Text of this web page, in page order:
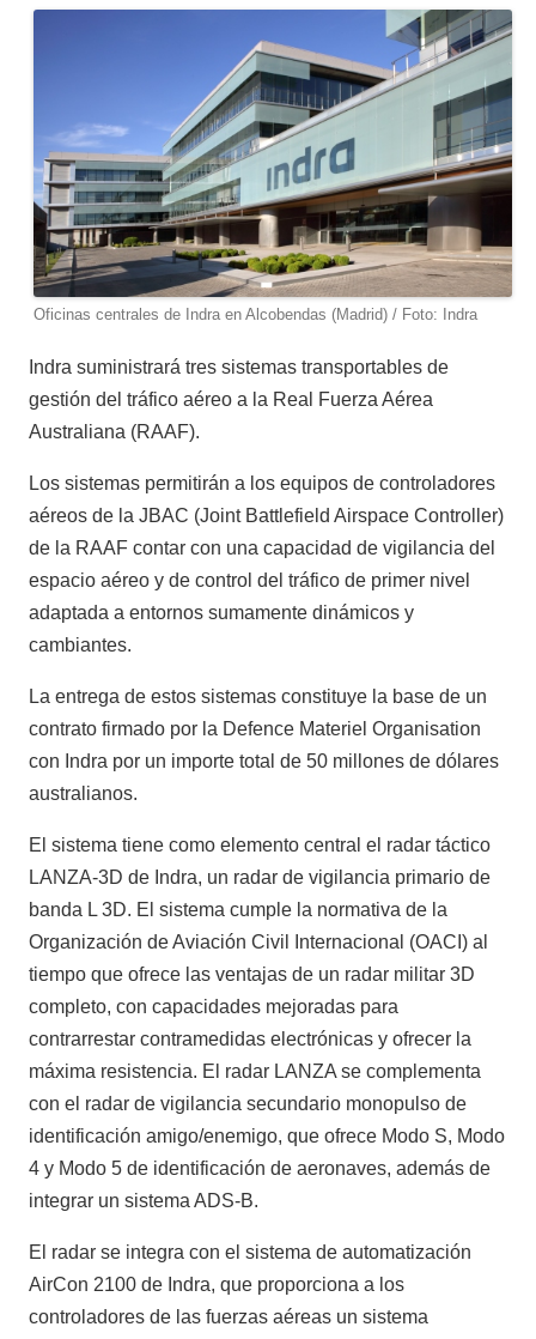
Oficinas centrales de Indra en Alcobendas (Madrid) / Foto: Indra
Indra suministrará tres sistemas transportables de
gestión del tráfico aéreo a la Real Fuerza Aérea
Australiana (RAAF).
Los sistemas permitirán a los equipos de controladores
aéreos de la JBAC (Joint Battlefield Airspace Controller)
de la RAAF contar con una capacidad de vigilancia del
espacio aéreo y de control del tráfico de primer nivel
adaptada a entornos sumamente dinámicos y
cambiantes.
La entrega de estos sistemas constituye la base de un
contrato firmado por la Defence Materiel Organisation
con Indra por un importe total de 50 millones de dólares
australianos.
El sistema tiene como elemento central el radar táctico
LANZA-3D de Indra, un radar de vigilancia primario de
banda L 3D. El sistema cumple la normativa de la
Organización de Aviación Civil Internacional (OACI) al
tiempo que ofrece las ventajas de un radar militar 3D
completo, con capacidades mejoradas para
contrarrestar contramedidas electrónicas y ofrecer la
máxima resistencia. El radar LANZA se complementa
con el radar de vigilancia secundario monopulso de
identificación amigo/enemigo, que ofrece Modo S, Modo
4 y Modo 5 de identificación de aeronaves, además de
integrar un sistema ADS-B.
El radar se integra con el sistema de automatización
AirCon 2100 de Indra, que proporciona a los
controladores de las fuerzas aéreas un sistema